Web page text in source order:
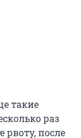
такие
раз
рвоту, после